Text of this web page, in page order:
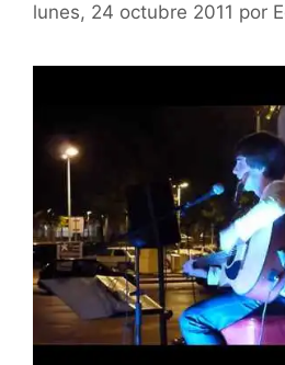
lunes, 24 octubre 2011 por